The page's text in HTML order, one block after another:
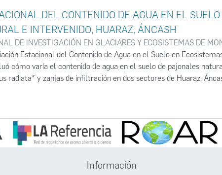
DEL CONTENIDO DE AGUA EN EL
E INTERVENIDO, HUARAZ, ÁNCASH
DE INVESTIGACIÓN EN GLACIARES Y ECOSISTEMAS DE
Estacional del Contenido de Agua en el Suelo en
cómo varía el contenido de agua en el suelo de pajonales
radiata* y zanjas de infiltración en dos sectores de Huaraz,
y de balance hídrico, incluyendo precipitación,
que, en Tayacoto, el pajonal mostró un mejor almacenamiento
estiaje), mientras que en Shillquil las diferencias en percolación
Sin embargo, el almacenamiento fue mejor en las
pajonal demostró en general una mayor capacidad para
de pino, cuestionando así la efectividad esperada de
Información